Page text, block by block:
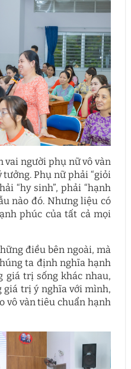
vai người phụ nữ vô vàn
Phụ nữ phải “giỏi
“hy sinh”, phải “hạnh
nào đó. Nhưng liệu có
phúc của tất cả mọi
điều bên ngoài, mà
ta định nghĩa hạnh
giá trị sống khác nhau,
giá trị ý nghĩa với mình,
vô vàn tiêu chuẩn hạnh